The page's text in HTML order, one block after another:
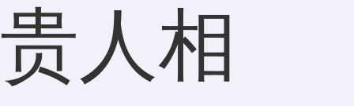
贵人相